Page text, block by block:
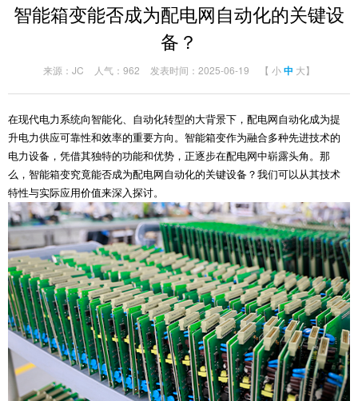
智能箱变能否成为配电网自动化的关键设
备？
来源：JC 人气：962 发表时间：2025-06-19 【 小中 大】
在现代电力系统向智能化、自动化转型的大背景下，配电网自动化成为提
升电力供应可靠性和效率的重要方向。智能箱变作为融合多种先进技术的
电力设备，凭借其独特的功能和优势，正逐步在配电网中崭露头角。那
么，智能箱变究竟能否成为配电网自动化的关键设备？我们可以从其技术
特性与实际应用价值来深入探讨。